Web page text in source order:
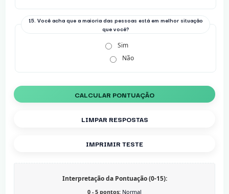
15. Você acha que a maioria das pessoas está em melhor situação
que você?
Sim
Não
CALCULAR PONTUAÇÃO
LIMPAR RESPOSTAS
IMPRIMIR TESTE
Interpretação da Pontuação (0-15):
0 - 5 pontos: Normal